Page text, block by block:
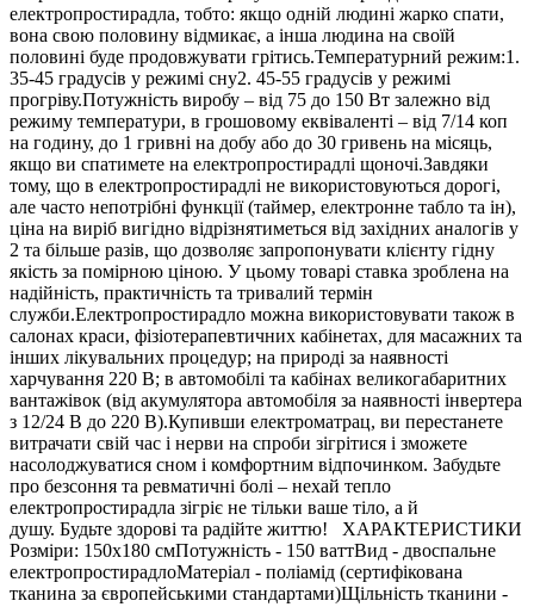
електропростирадла, тобто: якщо одній людині жарко спати,
вона свою половину відмикає, а інша людина на своїй
половині буде продовжувати грітись.Температурний режим:1.
35-45 градусів у режимі сну2. 45-55 градусів у режимі
прогріву.Потужність виробу – від 75 до 150 Вт залежно від
режиму температури, в грошовому еквіваленті – від 7/14 коп
на годину, до 1 гривні на добу або до 30 гривень на місяць,
якщо ви спатимете на електропростирадлі щоночі.Завдяки
тому, що в електропростирадлі не використовуються дорогі,
але часто непотрібні функції (таймер, електронне табло та ін),
ціна на виріб вигідно відрізнятиметься від західних аналогів у
2 та більше разів, що дозволяє запропонувати клієнту гідну
якість за помірною ціною. У цьому товарі ставка зроблена на
надійність, практичність та тривалий термін
служби.Електропростирадло можна використовувати також в
салонах краси, фізіотерапевтичних кабінетах, для масажних та
інших лікувальних процедур; на природі за наявності
харчування 220 В; в автомобілі та кабінах великогабаритних
вантажівок (від акумулятора автомобіля за наявності інвертера
з 12/24 В до 220 В).Купивши електроматрац, ви перестанете
витрачати свій час і нерви на спроби зігрітися і зможете
насолоджуватися сном і комфортним відпочинком. Забудьте
про безсоння та ревматичні болі – нехай тепло
електропростирадла зігріє не тільки ваше тіло, а й
душу. Будьте здорові та радійте життю! ХАРАКТЕРИСТИКИ
Розміри: 150х180 смПотужність - 150 ваттВид - двоспальне
електропростирадлоМатеріал - поліамід (сертифікована
тканина за європейськими стандартами)Щільність тканини -